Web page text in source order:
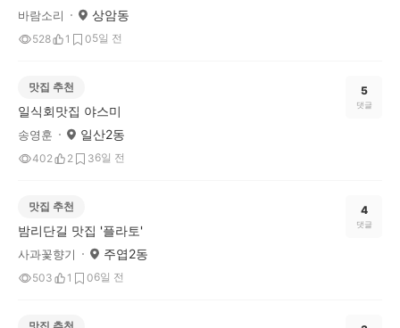
바람소리 상암동
528 1 05일 전
맛집 추천
일식회맛집 야스미
송영훈 일산2동
402 2 36일 전
5
댓글
맛집 추천
밤리단길 맛집 '플라토'
사과꽃향기 주엽2동
503 1 06일 전
4
댓글